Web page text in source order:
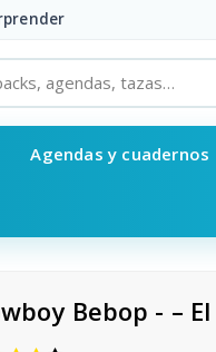
Agendas y cuadernos
Bebop - –